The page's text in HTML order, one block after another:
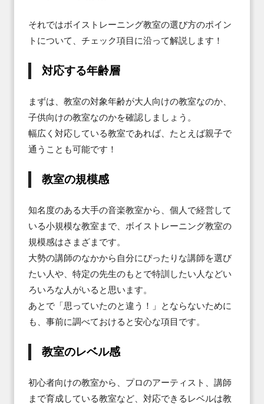
それではボイストレーニング教室の選び方のポイン
トについて、チェック項目に沿って解説します！
対応する年齢層
まずは、教室の対象年齢が大人向けの教室なのか、
子供向けの教室なのかを確認しましょう。
幅広く対応している教室であれば、たとえば親子で
通うことも可能です！
教室の規模感
知名度のある大手の音楽教室から、個人で経営して
いる小規模な教室まで、ボイストレーニング教室の
規模感はさまざまです。
大勢の講師のなかから自分にぴったりな講師を選び
たい人や、特定の先生のもとで特訓したい人などい
ろいろな人がいると思います。
あとで「思っていたのと違う！」とならないために
も、事前に調べておけると安心な項目です。
教室のレベル感
初心者向けの教室から、プロのアーティスト、講師
まで育成している教室など、対応できるレベルは教